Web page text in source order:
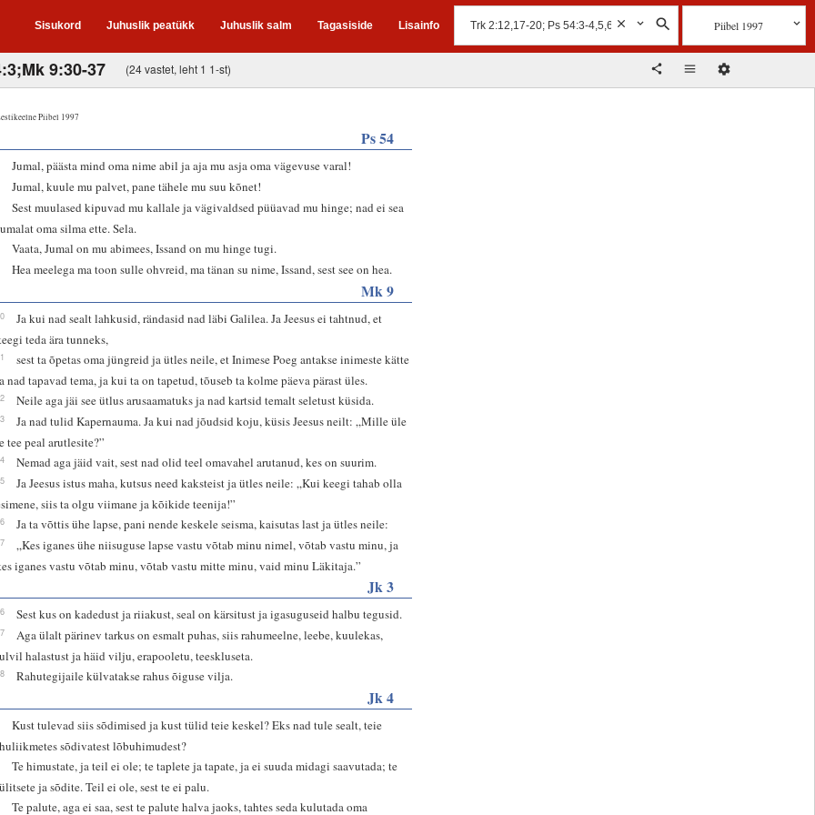
Sisukord Juhuslik peatükk Juhuslik salm Tagasiside Lisainfo Piibel 1997
9:30-37 (24 vastet, leht 1 1-st)
Piibel 1997
Ps 54
Jumal, päästa mind oma nime abil ja aja mu asja oma vägevuse varal!
Jumal, kuule mu palvet, pane tähele mu suu kõnet!
Sest muulased kipuvad mu kallale ja vägivaldsed püüavad mu hinge; nad ei sea
oma silma ette. Sela.
Vaata, Jumal on mu abimees, Issand on mu hinge tugi.
Hea meelega ma toon sulle ohvreid, ma tänan su nime, Issand, sest see on hea.
Mk 9
Ja kui nad sealt lahkusid, rändasid nad läbi Galilea. Ja Jeesus ei tahtnud, et
teda ära tunneks,
sest ta õpetas oma jüngreid ja ütles neile, et Inimese Poeg antakse inimeste kätte
nad tapavad tema, ja kui ta on tapetud, tõuseb ta kolme päeva pärast üles.
Neile aga jäi see ütlus arusaamatuks ja nad kartsid temalt seletust küsida.
Ja nad tulid Kapernauma. Ja kui nad jõudsid koju, küsis Jeesus neilt: „Mille üle
tee peal arutlesite?”
Nemad aga jäid vait, sest nad olid teel omavahel arutanud, kes on suurim.
Ja Jeesus istus maha, kutsus need kaksteist ja ütles neile: „Kui keegi tahab olla
siis ta olgu viimane ja kõikide teenija!”
Ja ta võttis ühe lapse, pani nende keskele seisma, kaisutas last ja ütles neile:
„Kes iganes ühe niisuguse lapse vastu võtab minu nimel, võtab vastu minu, ja
iganes vastu võtab minu, võtab vastu mitte minu, vaid minu Läkitaja.”
Jk 3
Sest kus on kadedust ja riiakust, seal on kärsitust ja igasuguseid halbu tegusid.
Aga ülalt pärinev tarkus on esmalt puhas, siis rahumeelne, leebe, kuulekas,
halastust ja häid vilju, erapooletu, teeskluseta.
Rahutegijaile külvatakse rahus õiguse vilja.
Jk 4
Kust tulevad siis sõdimised ja kust tülid teie keskel? Eks nad tule sealt, teie
sõdivatest lõbuhimudest?
Te himustate, ja teil ei ole; te taplete ja tapate, ja ei suuda midagi saavutada; te
ja sõdite. Teil ei ole, sest te ei palu.
Te palute, aga ei saa, sest te palute halva jaoks, tahtes seda kulutada oma